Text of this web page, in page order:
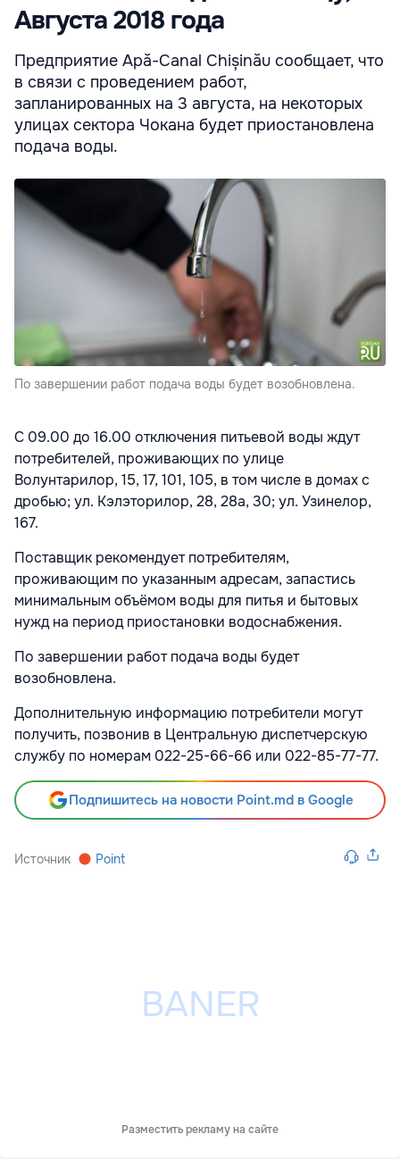
Августа 2018 года
Предприятие Apă-Canal Chișinău сообщает, что
в связи с проведением работ,
запланированных на 3 августа, на некоторых
улицах сектора Чокана будет приостановлена
подача воды.
По завершении работ подача воды будет возобновлена.
С 09.00 до 16.00 отключения питьевой воды ждут
потребителей, проживающих по улице
Волунтарилор, 15, 17, 101, 105, в том числе в домах с
дробью; ул. Кэлэторилор, 28, 28а, 30; ул. Узинелор,
167.
Поставщик рекомендует потребителям,
проживающим по указанным адресам, запастись
минимальным объёмом воды для питья и бытовых
нужд на период приостановки водоснабжения.
По завершении работ подача воды будет
возобновлена.
Дополнительную информацию потребители могут
получить, позвонив в Центральную диспетчерскую
службу по номерам 022-25-66-66 или 022-85-77-77.
Подпишитесь на новости Point.md в Google
Источник Point
Разместить рекламу на сайте